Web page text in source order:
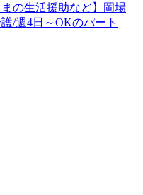
の生活援助など】岡場
/週4日～OKのパート